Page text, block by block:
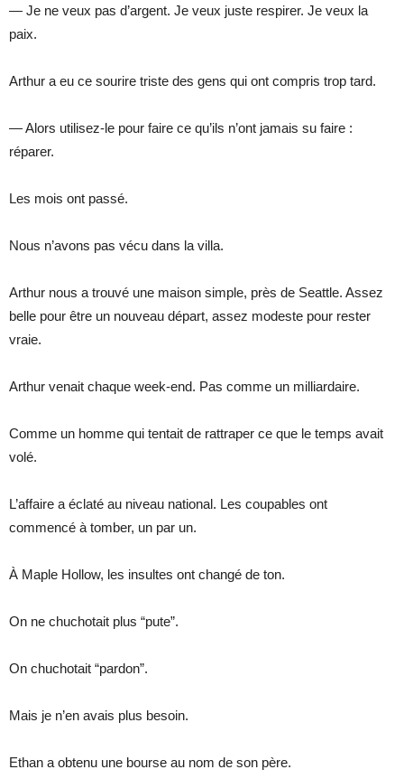
— Je ne veux pas d’argent. Je veux juste respirer. Je veux la
paix.
Arthur a eu ce sourire triste des gens qui ont compris trop tard.
— Alors utilisez-le pour faire ce qu’ils n’ont jamais su faire :
réparer.
Les mois ont passé.
Nous n’avons pas vécu dans la villa.
Arthur nous a trouvé une maison simple, près de Seattle. Assez
belle pour être un nouveau départ, assez modeste pour rester
vraie.
Arthur venait chaque week-end. Pas comme un milliardaire.
Comme un homme qui tentait de rattraper ce que le temps avait
volé.
L’affaire a éclaté au niveau national. Les coupables ont
commencé à tomber, un par un.
À Maple Hollow, les insultes ont changé de ton.
On ne chuchotait plus “pute”.
On chuchotait “pardon”.
Mais je n’en avais plus besoin.
Ethan a obtenu une bourse au nom de son père.